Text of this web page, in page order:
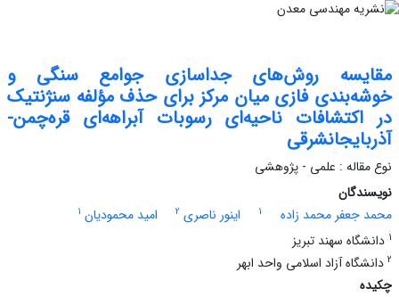
مقایسه روش‌های جداسازی جوامع سنگی و
خوشه‌بندی فازی میان مرکز برای حذف مؤلفه سنژنتیک
در اکتشافات ناحیه‌ای رسوبات آبراهه‌ای قره‌چمن-
آذربایجانشرقی
نوع مقاله : علمی - پژوهشی
نویسندگان
محمد جعفر محمد زاده
1 اینور ناصری 2 امید محمودیان 1
1 دانشگاه سهند تبریز
2 دانشگاه آزاد اسلامی واحد ابهر
چکیده